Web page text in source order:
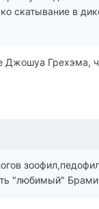
скатывание в
Джошуа Грехэма,
"любимый"